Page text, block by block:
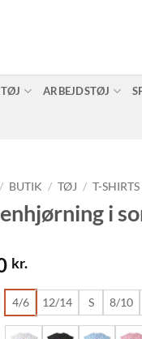
ARBEJDSTØJ
/ BUTIK / TØJ / T-
i
kr.
4/6 12/14 S 8/10